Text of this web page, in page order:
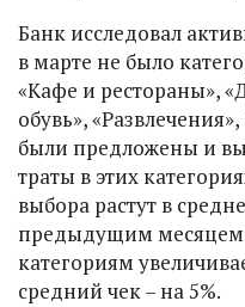
Банк исследовал
в марте не было
«Кафе и рестораны»,
обувь»,
были предложены и
траты в этих
выбора растут в
предыдущим
категориям
средний чек – на 5%.